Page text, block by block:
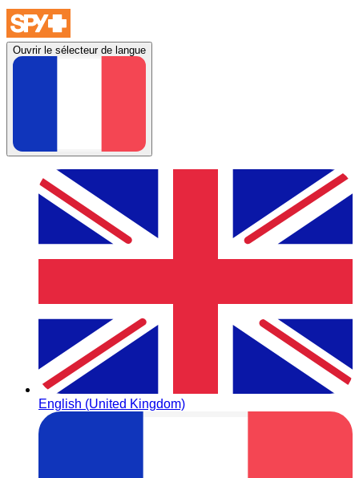
Ouvrir le sélecteur de langue
English (United Kingdom)